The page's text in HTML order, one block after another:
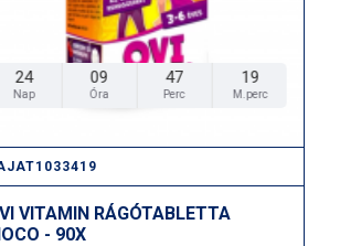
pumpát.
24
Nap
09
Óra
47
Perc
18
M.perc
VITAMIN RÁGÓTABLETTA
- 90X